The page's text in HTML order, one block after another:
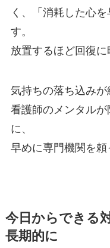
く、「消耗した心
す。
放置するほど回復に
気持ちの落ち込みが
看護師のメンタル
に、
早めに専門機関を頼
今日からできる
長期的に